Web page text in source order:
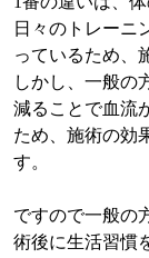
日々のトレーニ
っているため、
しかし、一般の
減ることで血流
ため、施術の効
す。
ですので一般の
術後に生活習慣